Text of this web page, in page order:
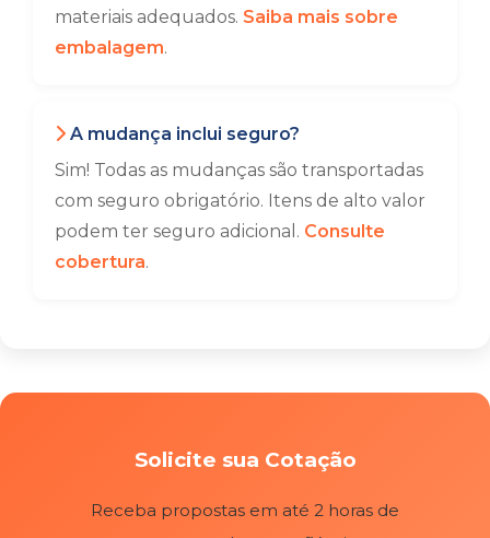
materiais adequados. Saiba mais sobre
embalagem.
A mudança inclui seguro?
Sim! Todas as mudanças são transportadas
com seguro obrigatório. Itens de alto valor
podem ter seguro adicional. Consulte
cobertura.
Solicite sua Cotação
Receba propostas em até 2 horas de